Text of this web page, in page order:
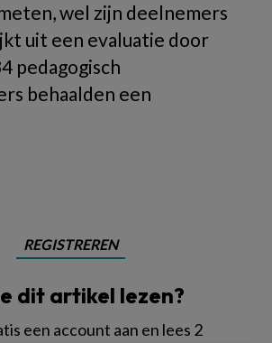
wel zijn deelnemers
uit een evaluatie door
pedagogisch
behaalden een
REGISTREREN
dit artikel lezen?
een account aan en lees 2